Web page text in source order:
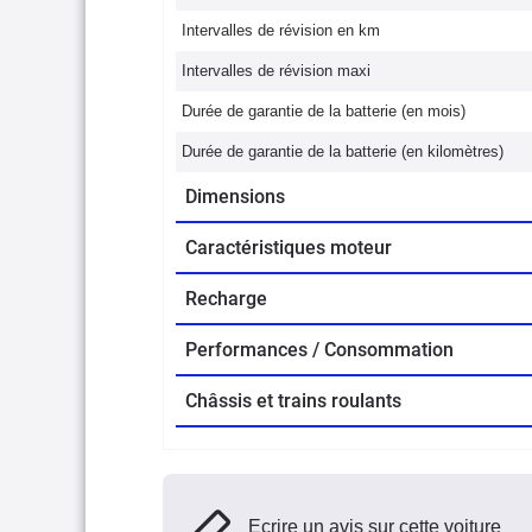
Intervalles de révision en km
Intervalles de révision maxi
Durée de garantie de la batterie (en mois)
Durée de garantie de la batterie (en kilomètres)
Dimensions
Caractéristiques moteur
Recharge
Performances / Consommation
Châssis et trains roulants
Ecrire un avis sur cette voiture